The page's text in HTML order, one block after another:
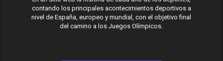
contando los principales acontecimientos deportivos a
nivel de España, europeo y mundial, con el objetivo final
del camino a los Juegos Olímpicos.